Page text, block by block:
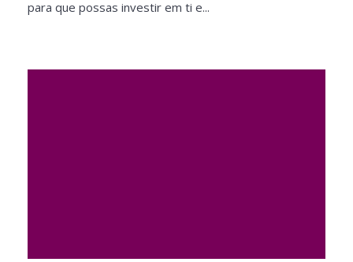
para que possas investir em ti e...